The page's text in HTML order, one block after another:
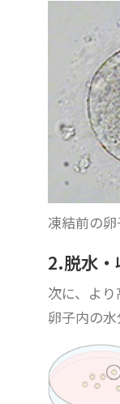
凍結前の卵
2.脱水・
次に、よ
卵子内の水